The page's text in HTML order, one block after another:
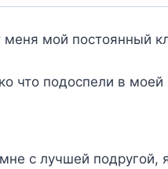
мой постоянный
что подоспели в
с лучшей подругой,